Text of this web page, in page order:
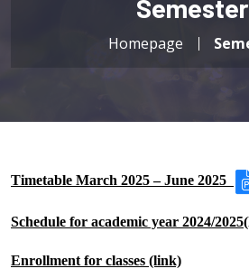
Homepage
Timetable March 2025 – June 2025
Schedule for academic year 2024/
Enrollment for classes (link)